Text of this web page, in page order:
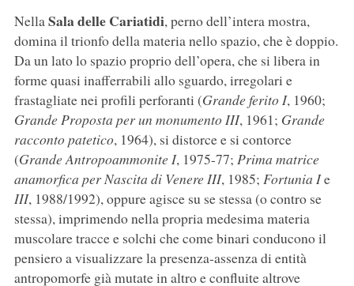
NellaSala delle Cariatidi, perno dell’intera mostra,
domina il trionfo della materia nello spazio, che è doppio.
Da un lato lo spazio proprio dell’opera, che si libera in
forme quasi inafferrabili allo sguardo, irregolari e
frastagliate nei profili perforanti (Grande ferito I, 1960;
Grande Proposta per un monumento III, 1961; Grande
racconto patetico, 1964), si distorce e si contorce
(Grande Antropoammonite I, 1975-77; Prima matrice
anamorfica per Nascita di Venere III, 1985; Fortunia Ie
III, 1988/1992), oppure agisce su se stessa (o contro se
stessa), imprimendo nella propria medesima materia
muscolare tracce e solchi che come binari conducono il
pensiero a visualizzare la presenza-assenza di entità
antropomorfe già mutate in altro e confluite altrove